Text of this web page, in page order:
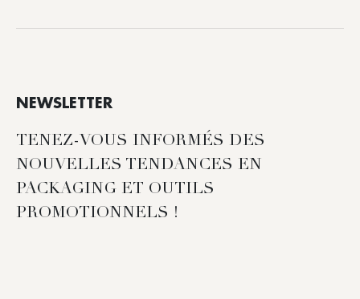
NEWSLETTER
TENEZ-VOUS INFORMÉS DES
NOUVELLES TENDANCES EN
PACKAGING ET OUTILS
PROMOTIONNELS !